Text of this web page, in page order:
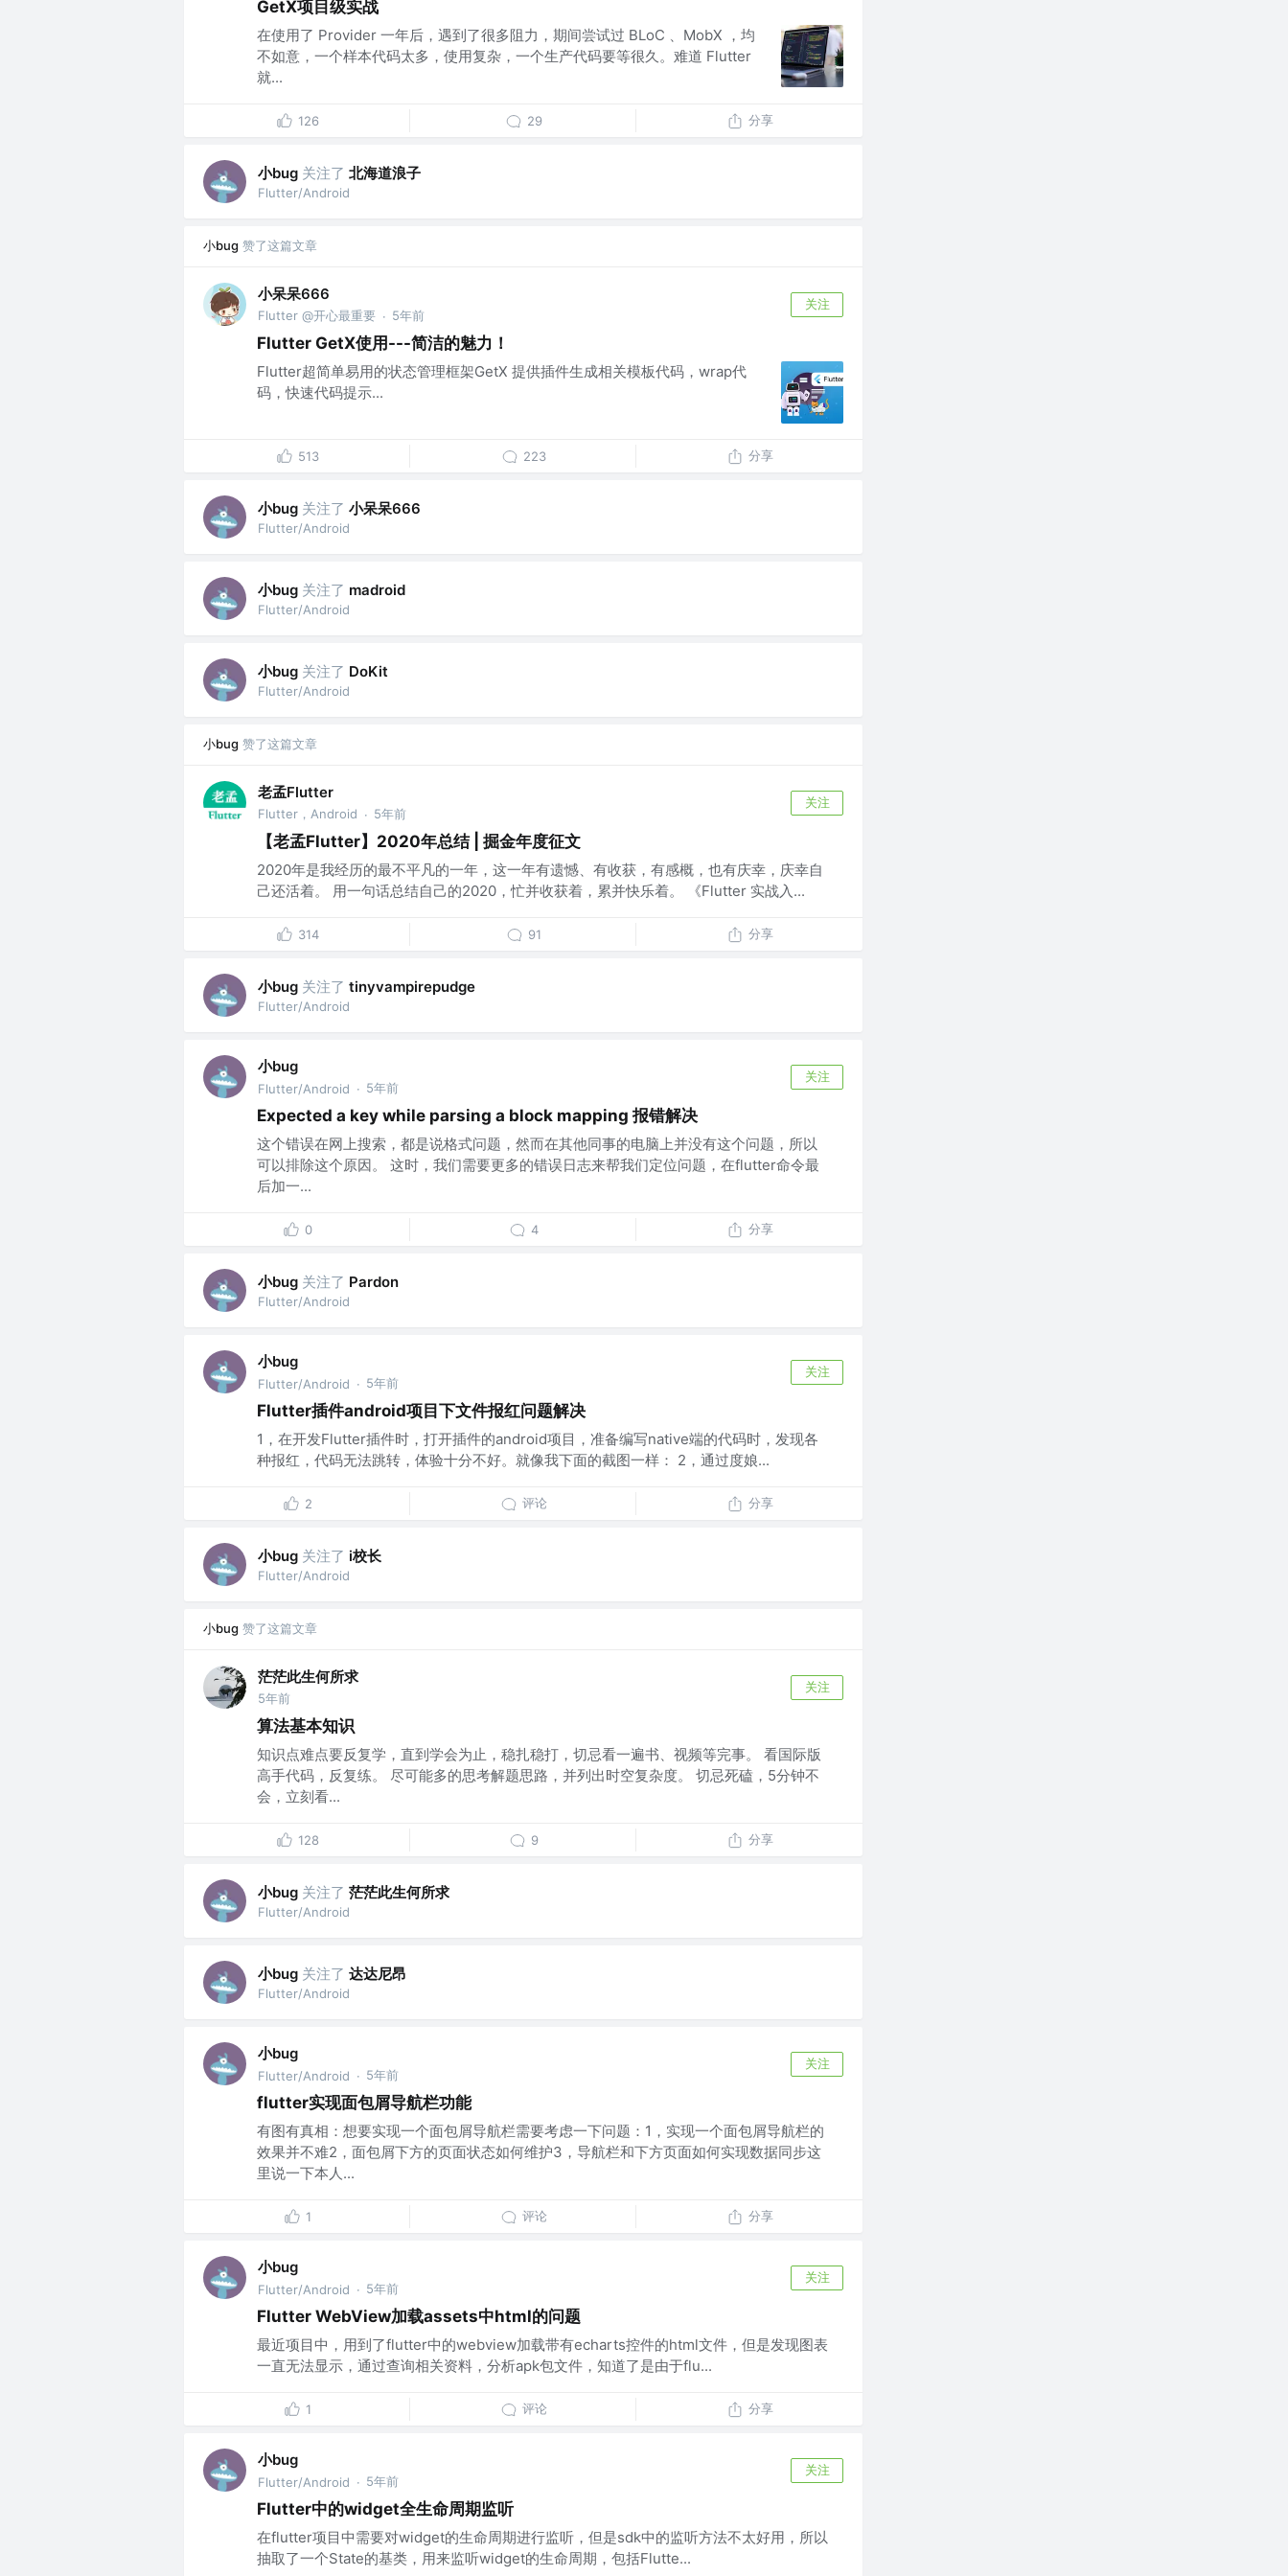
GetX项目级实战
在使用了 Provider 一年后，遇到了很多阻力，期间尝试过 BLoC 、MobX ，均
不如意，一个样本代码太多，使用复杂，一个生产代码要等很久。难道 Flutter
就...
126 29 分享
小bug 关注了 北海道浪子
Flutter/Android
小bug 赞了这篇文章
小呆呆666
Flutter @开心最重要 · 5年前
关注
Flutter GetX使用---简洁的魅力！
Flutter超简单易用的状态管理框架GetX 提供插件生成相关模板代码，wrap代
码，快速代码提示...
513 223 分享
小bug 关注了 小呆呆666
Flutter/Android
小bug 关注了 madroid
Flutter/Android
小bug 关注了 DoKit
Flutter/Android
小bug 赞了这篇文章
老孟Flutter
Flutter，Android · 5年前
关注
【老孟Flutter】2020年总结 | 掘金年度征文
2020年是我经历的最不平凡的一年，这一年有遗憾、有收获，有感概，也有庆幸，庆幸自
己还活着。 用一句话总结自己的2020，忙并收获着，累并快乐着。 《Flutter 实战入...
314 91 分享
小bug 关注了 tinyvampirepudge
Flutter/Android
小bug
Flutter/Android · 5年前
关注
Expected a key while parsing a block mapping 报错解决
这个错误在网上搜索，都是说格式问题，然而在其他同事的电脑上并没有这个问题，所以
可以排除这个原因。 这时，我们需要更多的错误日志来帮我们定位问题，在flutter命令最
后加一...
0 4 分享
小bug 关注了 Pardon
Flutter/Android
小bug
Flutter/Android · 5年前
关注
Flutter插件android项目下文件报红问题解决
1，在开发Flutter插件时，打开插件的android项目，准备编写native端的代码时，发现各
种报红，代码无法跳转，体验十分不好。就像我下面的截图一样： 2，通过度娘...
2 评论 分享
小bug 关注了 i校长
Flutter/Android
小bug 赞了这篇文章
茫茫此生何所求
5年前
关注
算法基本知识
知识点难点要反复学，直到学会为止，稳扎稳打，切忌看一遍书、视频等完事。 看国际版
高手代码，反复练。 尽可能多的思考解题思路，并列出时空复杂度。 切忌死磕，5分钟不
会，立刻看...
128 9 分享
小bug 关注了 茫茫此生何所求
Flutter/Android
小bug 关注了 达达尼昂
Flutter/Android
小bug
Flutter/Android · 5年前
关注
flutter实现面包屑导航栏功能
有图有真相：想要实现一个面包屑导航栏需要考虑一下问题：1，实现一个面包屑导航栏的
效果并不难2，面包屑下方的页面状态如何维护3，导航栏和下方页面如何实现数据同步这
里说一下本人...
1 评论 分享
小bug
Flutter/Android · 5年前
关注
Flutter WebView加载assets中html的问题
最近项目中，用到了flutter中的webview加载带有echarts控件的html文件，但是发现图表
一直无法显示，通过查询相关资料，分析apk包文件，知道了是由于flu...
1 评论 分享
小bug
Flutter/Android · 5年前
关注
Flutter中的widget全生命周期监听
在flutter项目中需要对widget的生命周期进行监听，但是sdk中的监听方法不太好用，所以
抽取了一个State的基类，用来监听widget的生命周期，包括Flutte...